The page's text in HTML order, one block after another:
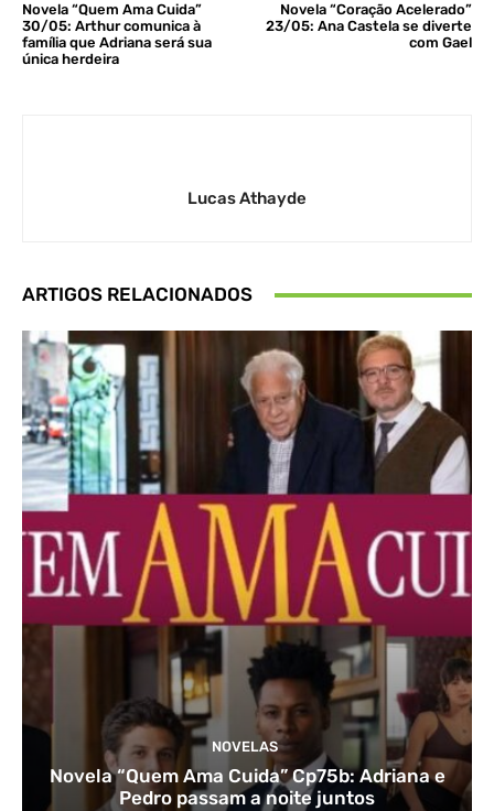
Novela “Quem Ama Cuida”
30/05: Arthur comunica à
família que Adriana será sua
única herdeira
Novela “Coração Acelerado”
23/05: Ana Castela se diverte
com Gael
Lucas Athayde
ARTIGOS RELACIONADOS
NOVELAS
Novela “Quem Ama Cuida” Cp75b: Adriana e
Pedro passam a noite juntos